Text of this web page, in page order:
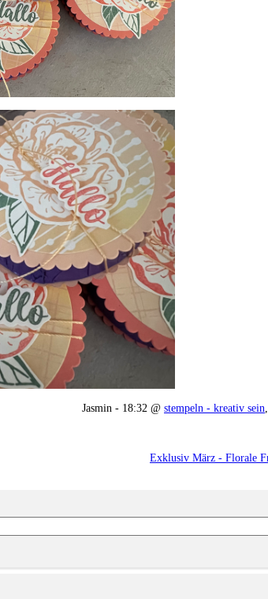
Jasmin - 18:32 @ stempeln - kreativ sein
Exklusiv März - Florale